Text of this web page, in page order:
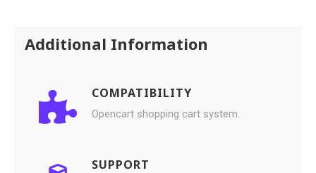
Additional Information
COMPATIBILITY
Opencart shopping cart system.
SUPPORT